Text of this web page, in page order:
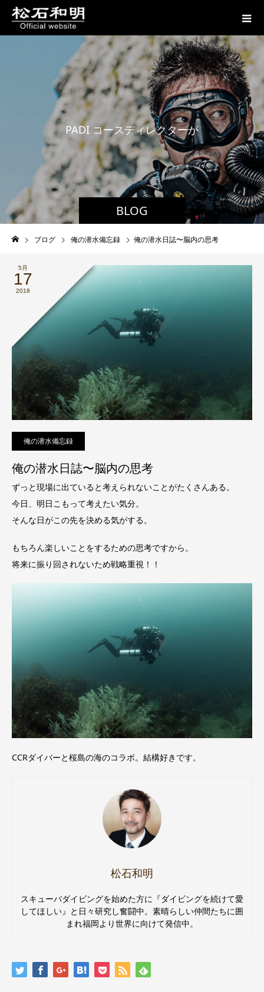
BLOG
P ADI コ ースディレクターが贈る
ブログ 俺の潜水備忘録 俺の潜水日誌〜脳内の思考
5月
17
2018
俺の潜水備忘録
俺の潜水日誌〜脳内の思考
ずっと現場に出ていると考えられないことがたくさんある。
今日、明日こもって考えたい気分。
そんな日がこの先を決める気がする。
もちろん楽しいことをするための思考ですから。
将来に振り回されないため戦略重視！！
CCRダイバーと桜島の海のコラボ。結構好きです。
松石和明
スキューバダイビングを始めた方に『ダイビングを続けて愛
してほしい』と日々研究し奮闘中。素晴らしい仲間たちに囲
まれ福岡より世界に向けて発信中。